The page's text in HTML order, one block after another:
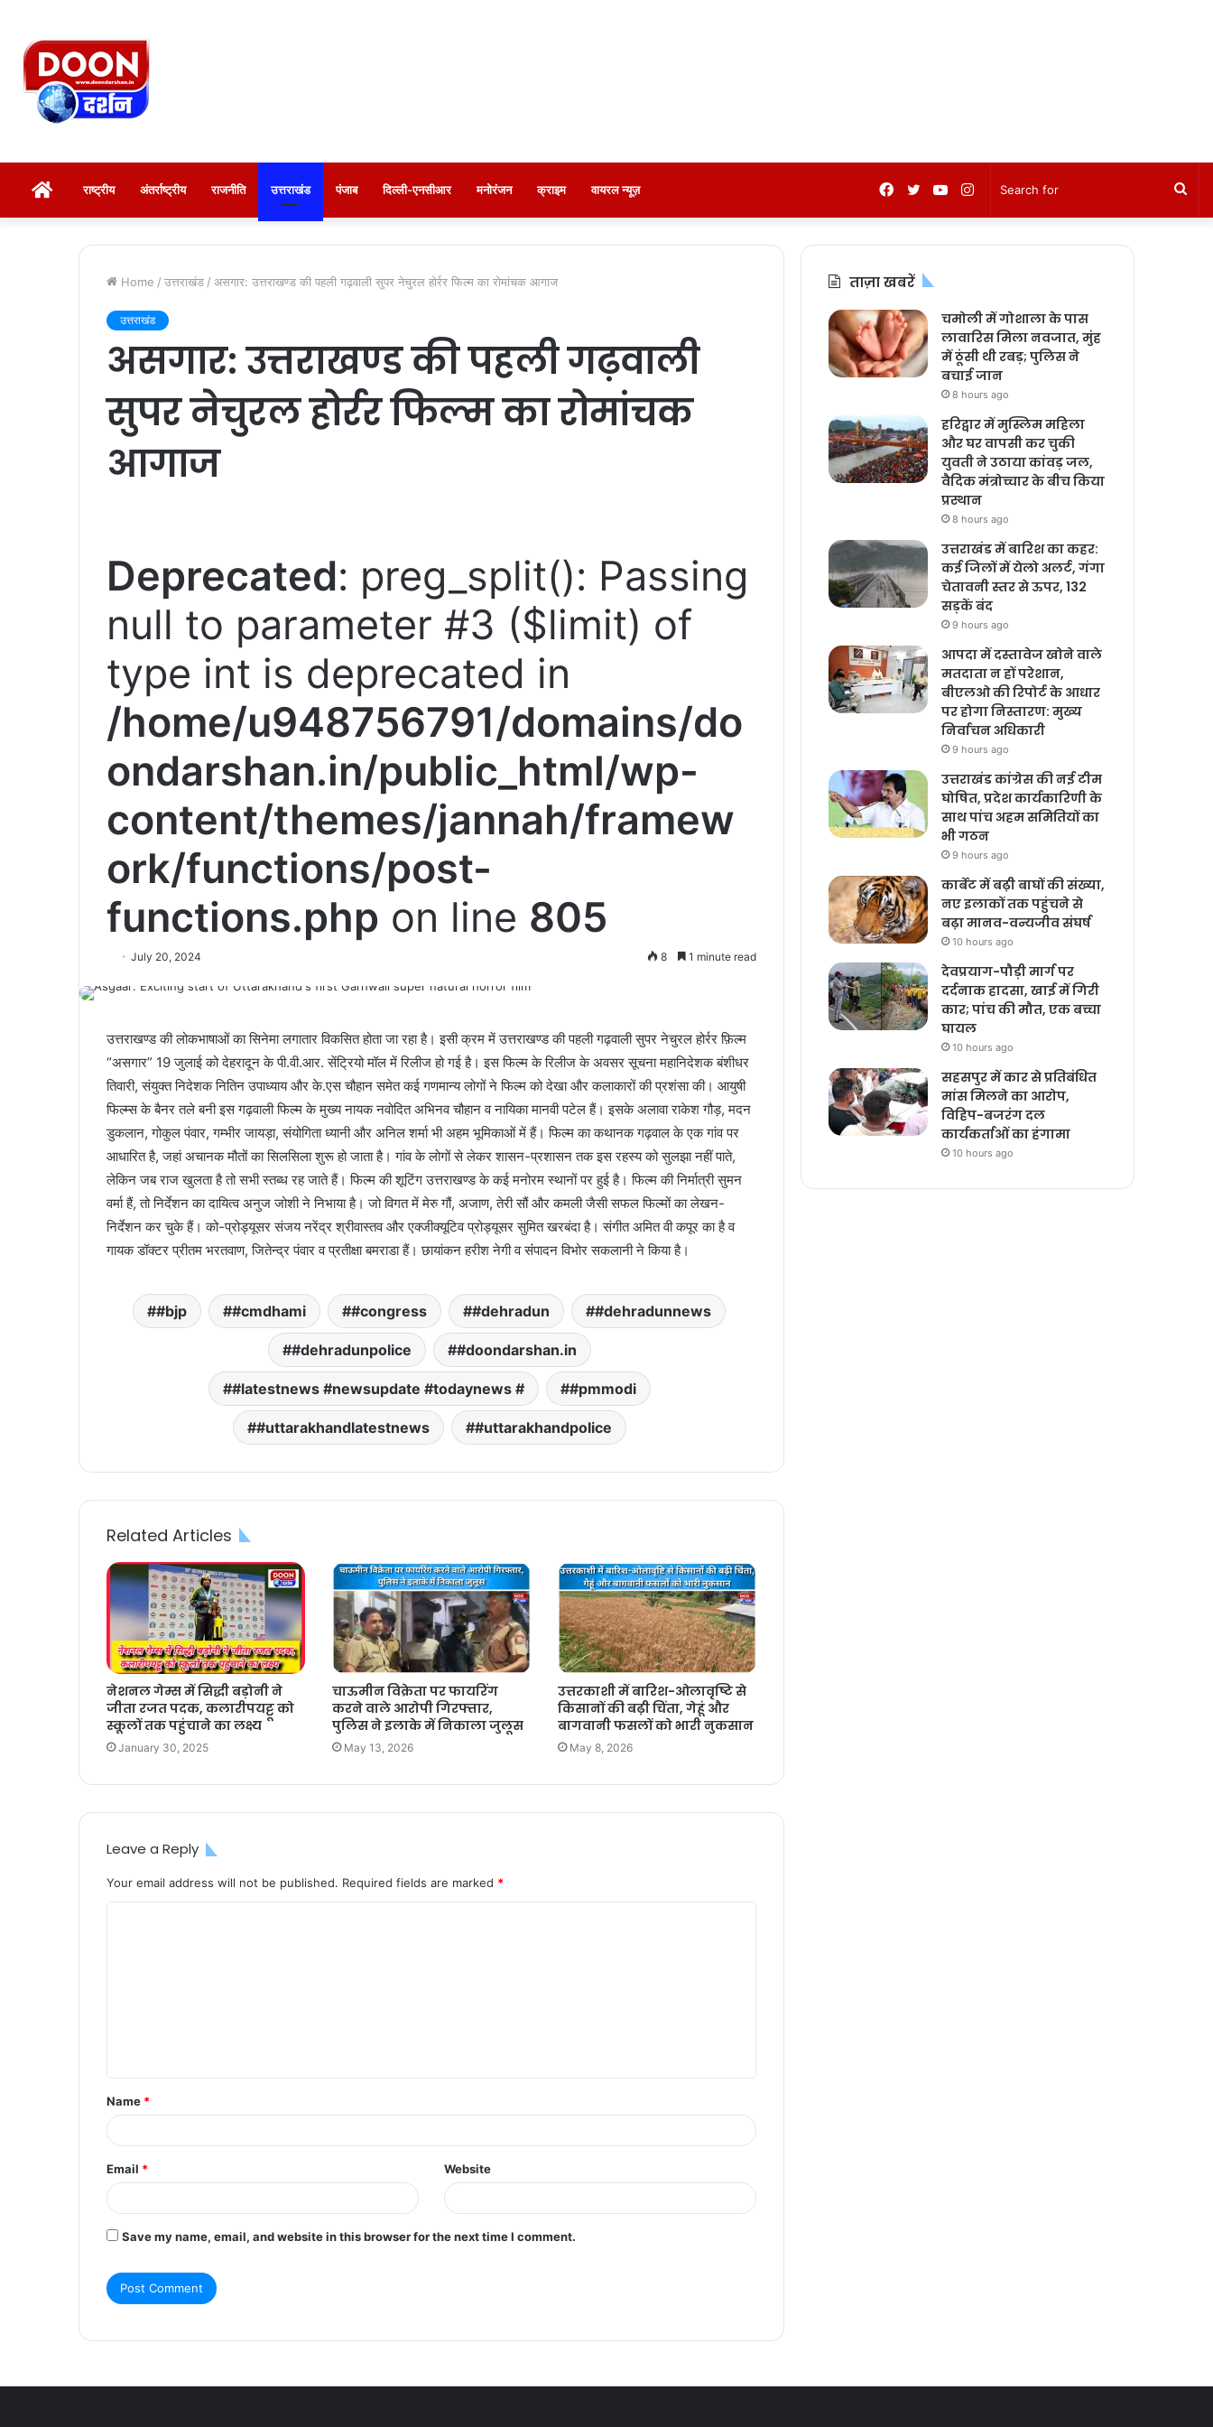
होम राष्ट्रीय अंतर्राष्ट्रीय राजनीति उत्तराखंड पंजाब दिल्ली-एनसीआर मनोरंजन क्राइम वायरल न्यूज़ Instagram
YouTube
Twitter
Facebook
Home / उत्तराखंड / असगार: उत्तराखण्ड की पहली गढ़वाली सुपर नेचुरल होर्रर फिल्म का रोमांचक आगाज
उत्तराखंड
असगार: उत्तराखण्ड की पहली गढ़वाली
सुपर नेचुरल होर्रर फिल्म का रोमांचक
आगाज
Deprecated: preg_split(): Passing
null to parameter #3 ($limit) of
type int is deprecated in
/home/u948756791/domains/do
ondarshan.in/public_html/wp-
content/themes/jannah/framew
ork/functions/post-
functions.php on line 805
July 20, 2024 8 1 minute read
उत्तराखण्ड की लोकभाषाओं का सिनेमा लगातार विकसित होता जा रहा है। इसी क्रम में उत्तराखण्ड की पहली गढ़वाली सुपर नेचुरल होर्रर फ़िल्म
“असगार” 19 जुलाई को देहरादून के पी.वी.आर. सेंट्रियो मॉल में रिलीज हो गई है। इस फिल्म के रिलीज के अवसर सूचना महानिदेशक बंशीधर
तिवारी, संयुक्त निदेशक नितिन उपाध्याय और के.एस चौहान समेत कई गणमान्य लोगों ने फिल्म को देखा और कलाकारों की प्रशंसा की। आयुषी
फिल्म्स के बैनर तले बनी इस गढ़वाली फिल्म के मुख्य नायक नवोदित अभिनव चौहान व नायिका मानवी पटेल हैं। इसके अलावा राकेश गौड़, मदन
डुकलान, गोकुल पंवार, गम्भीर जायड़ा, संयोगिता ध्यानी और अनिल शर्मा भी अहम भूमिकाओं में हैं। फिल्म का कथानक गढ़वाल के एक गांव पर
आधारित है, जहां अचानक मौतों का सिलसिला शुरू हो जाता है। गांव के लोगों से लेकर शासन-प्रशासन तक इस रहस्य को सुलझा नहीं पाते,
लेकिन जब राज खुलता है तो सभी स्तब्ध रह जाते हैं। फिल्म की शूटिंग उत्तराखण्ड के कई मनोरम स्थानों पर हुई है। फिल्म की निर्मात्री सुमन
वर्मा हैं, तो निर्देशन का दायित्व अनुज जोशी ने निभाया है। जो विगत में मेरु गौं, अजाण, तेरी सौं और कमली जैसी सफल फिल्मों का लेखन-
निर्देशन कर चुके हैं। को-प्रोड्यूसर संजय नरेंद्र श्रीवास्तव और एक्जीक्यूटिव प्रोड्यूसर सुमित खरबंदा है। संगीत अमित वी कपूर का है व
गायक डॉक्टर प्रीतम भरतवाण, जितेन्द्र पंवार व प्रतीक्षा बमराडा हैं। छायांकन हरीश नेगी व संंपादन विभोर सकलानी ने किया है।
#bjp #cmdhami #congress #dehradun #dehradunnews
#dehradunpolice #doondarshan.in
#latestnews #newsupdate #todaynews # #pmmodi
#uttarakhandlatestnews #uttarakhandpolice
Related Articles
नेशनल गेम्स में सिद्धी बड़ोनी ने
जीता रजत पदक, कलारीपयट्टू को
स्कूलों तक पहुंचाने का लक्ष्य
January 30, 2025
चाऊमीन विक्रेता पर फायरिंग
करने वाले आरोपी गिरफ्तार,
पुलिस ने इलाके में निकाला जुलूस
May 13, 2026
उत्तरकाशी में बारिश-ओलावृष्टि से
किसानों की बढ़ी चिंता, गेहूं और
बागवानी फसलों को भारी नुकसान
May 8, 2026
Leave a Reply
Your email address will not be published. Required fields are marked *
t
*
Name *
Email * Website
Save my name, email, and website in this browser for the next time I comment.
ताज़ा खबरें
चमोली में गोशाला के पास
लावारिस मिला नवजात, मुंह
में ठूंसी थी रबड़; पुलिस ने
बचाई जान
8 hours ago
हरिद्वार में मुस्लिम महिला
और घर वापसी कर चुकी
युवती ने उठाया कांवड़ जल,
वैदिक मंत्रोच्चार के बीच किया
प्रस्थान
8 hours ago
उत्तराखंड में बारिश का कहर:
कई जिलों में येलो अलर्ट, गंगा
चेतावनी स्तर से ऊपर, 132
सड़कें बंद
9 hours ago
आपदा में दस्तावेज खोने वाले
मतदाता न हों परेशान,
बीएलओ की रिपोर्ट के आधार
पर होगा निस्तारण: मुख्य
निर्वाचन अधिकारी
9 hours ago
उत्तराखंड कांग्रेस की नई टीम
घोषित, प्रदेश कार्यकारिणी के
साथ पांच अहम समितियों का
भी गठन
9 hours ago
कार्बेट में बढ़ी बाघों की संख्या,
नए इलाकों तक पहुंचने से
बढ़ा मानव-वन्यजीव संघर्ष
10 hours ago
देवप्रयाग-पौड़ी मार्ग पर
दर्दनाक हादसा, खाई में गिरी
कार; पांच की मौत, एक बच्चा
घायल
10 hours ago
सहसपुर में कार से प्रतिबंधित
मांस मिलने का आरोप,
विहिप-बजरंग दल
कार्यकर्ताओं का हंगामा
10 hours ago